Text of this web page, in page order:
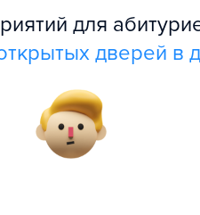
для
дверей в